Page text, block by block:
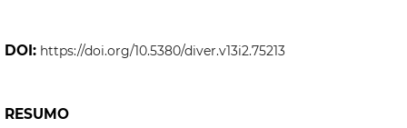
DOI: https://doi.org/10.5380/diver.v13i2.75213
RESUMO